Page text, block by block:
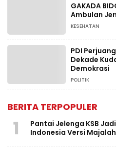
GAKADA
Ambulan
KESEHATAN
PDI
Dekade
Demokrasi
POLITIK
BERITA TERPOPULER
1
Pantai Jelenga KSB
Indonesia Versi